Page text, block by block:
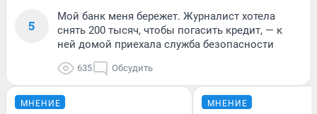
5
Мой банк меня бережет. Журналист хотела
снять 200 тысяч, чтобы погасить кредит, — к
ней домой приехала служба безопасности
635 Обсудить
МНЕНИЕ МНЕНИЕ